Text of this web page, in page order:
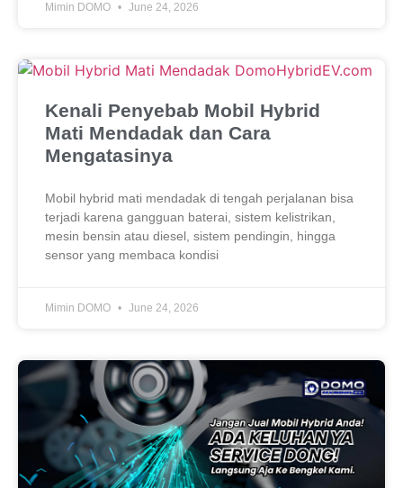
Mimin DOMO June 24, 2026
Kenali Penyebab Mobil Hybrid
Mati Mendadak dan Cara
Mengatasinya
Mobil hybrid mati mendadak di tengah perjalanan bisa
terjadi karena gangguan baterai, sistem kelistrikan,
mesin bensin atau diesel, sistem pendingin, hingga
sensor yang membaca kondisi
Mimin DOMO June 24, 2026